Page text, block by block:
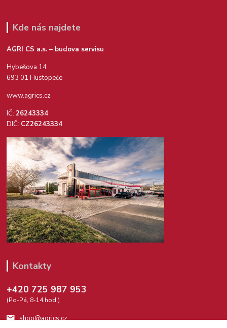
Kde nás najdete
AGRI CS a.s. – budova servisu
Hybešova 14
693 01 Hustopeče
www.agrics.cz
IČ:26243334
DIČ: CZ26243334
Kontakty
+420 725 987 953
(Po-Pá, 8-14 hod.)
shop@agrics.cz